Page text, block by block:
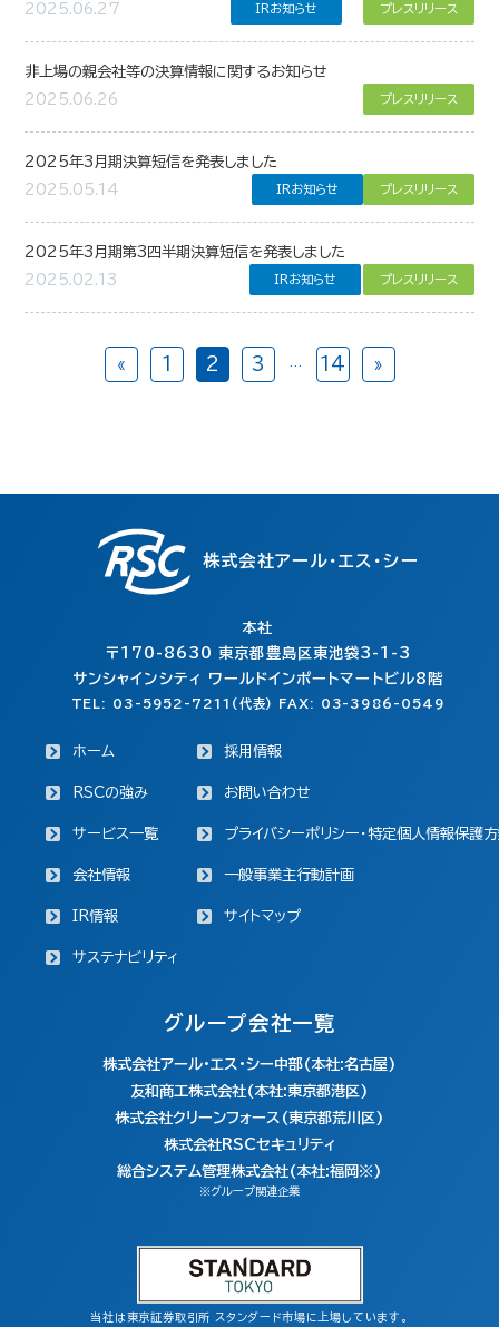
2025.06.27 IRお知らせ プレスリリース
2025.06.26 プレスリリース
非上場の親会社等の決算情報に関するお知らせ
2025.05.14 IRお知らせ プレスリリース
2025年3月期決算短信を発表しました
2025.02.13 IRお知らせ プレスリリース
2025年3月期第3四半期決算短信を発表しました
« 1 2 3 … 14 »
株式会社アール・エス・シー
本社
〒170-8630東京都豊島区東池袋3-1-3
サンシャインシティ ワールドインポートマートビル8階
TEL: 03-5952-7211(代表) FAX: 03-3986-0549
ホーム
RSCの強み
サービス一覧
会社情報
IR情報
サステナビリティ
採用情報
お問い合わせ
プライバシーポリシー・特定個人情報保護
一般事業主行動計画
サイトマップ
グループ会社一覧
株式会社アール・エス・シー中部(本社:名古屋)
友和商工株式会社(本社:東京都港区)
株式会社クリーンフォース(東京都荒川区)
株式会社RSCセキュリティ
総合システム管理株式会社(本社:福岡※)
※グループ関連企業
当社は東京証券取引所 スタンダード市場に上場しています。